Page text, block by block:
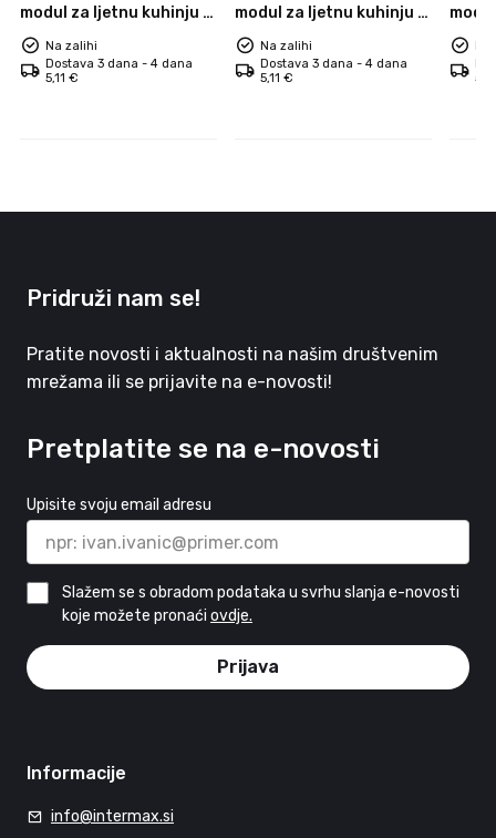
modul za ljetnu kuhinju -
82 cmNa zalihi
Dostava 3 dana - 4 dana
5,11 €
modul za ljetnu kuhinju -
76 cmNa zalihi
Dostava 3 dana - 4 dana
5,11 €
107Na
Pridruži nam se!
Pratite novosti i aktualnosti na našim društvenim
mrežama ili se prijavite na e-novosti!
Pretplatite se na e-novosti
Upisite svoju email adresu
Slažem se s obradom podataka u svrhu slanja e-novosti
koje možete pronaći ovdje.
Prijava
Informacije
info@intermax.si